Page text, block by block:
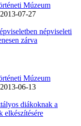
Múzeum
07-27
népviseleti
zárva
Múzeum
06-13
diákoknak a
elkészítésére